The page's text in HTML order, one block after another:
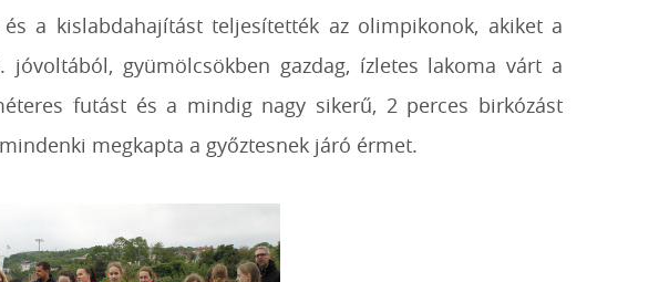
a kislabdahajítást teljesítették az olimpikonok, akiket a
gyümölcsökben gazdag, ízletes lakoma várt a
futást és a mindig nagy sikerű, 2 perces birkózást
megkapta a győztesnek járó érmet.